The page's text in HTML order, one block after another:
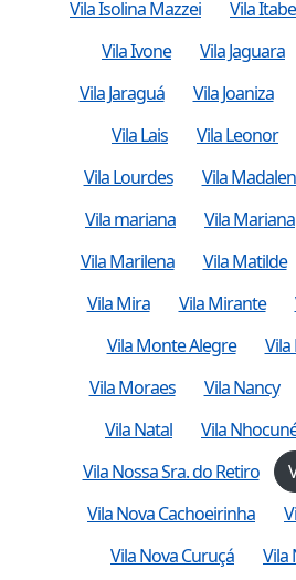
Vila Isolina Mazzei
Vila
Vila Ivone
Vila Jaguara
Vila Jaraguá
Vila Joaniza
Vila Lais
Vila Leonor
Vila Lourdes
Vila
Vila mariana
Vila Mariana
Vila Marilena
Vila Matilde
Vila Mira
Vila Mirante
Vila Monte Alegre
Vila Moraes
Vila Nancy
Vila Natal
Vila
Vila Nossa Sra. do Retiro
Vila Nova Cachoeirinha
Vila Nova Curuçá
Vila